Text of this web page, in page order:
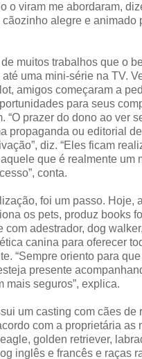
o viram me abordaram,
alegre e animado
muitos trabalhos que o
uma mini-série na TV.
amigos começaram a
para seus
“O prazer do dono ao ver
propaganda ou editorial
diz. “Eles ficam
que é realmente um
conta.
foi um passo. Hoje,
os pets, produz books
com adestrador, dog
canina para oferecer
“Sempre oriento para
presente
mais seguros”, explica.
um casting com cães de
com a proprietária as
golden retriever,
inglês e francês e raças